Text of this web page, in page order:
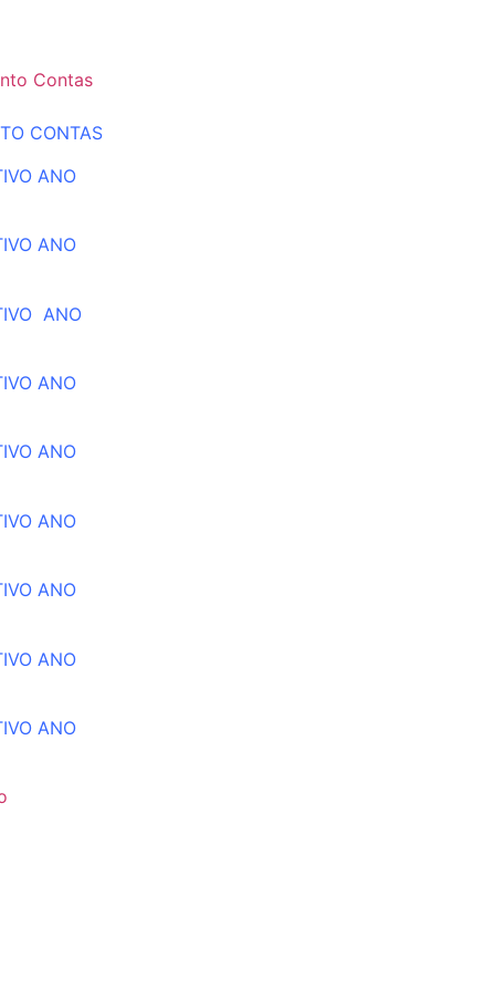
Contas
CONTAS
ANO
ANO
ANO
ANO
ANO
ANO
ANO
ANO
ANO